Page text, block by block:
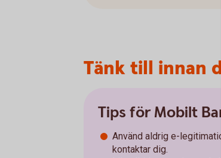
Tänk till innan
Tips för Mobilt
Använd aldrig e-
kontaktar dig.